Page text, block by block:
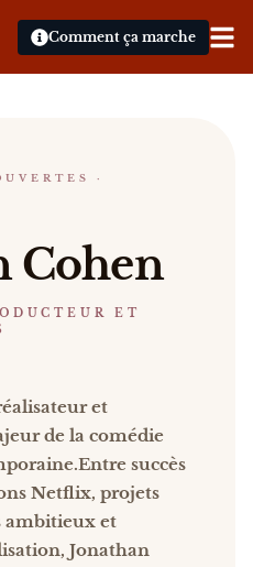
Comment ça marche
ET ACTEUR
auteur, réalisateur et
.
·
Cohen
ET
et
de la comédie
Entre succès
Netflix, projets
ambitieux et
Jonathan